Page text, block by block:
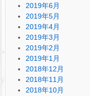
2019年6月
2019年5月
2019年4月
2019年3月
2019年2月
2019年1月
2018年12月
2018年11月
2018年10月